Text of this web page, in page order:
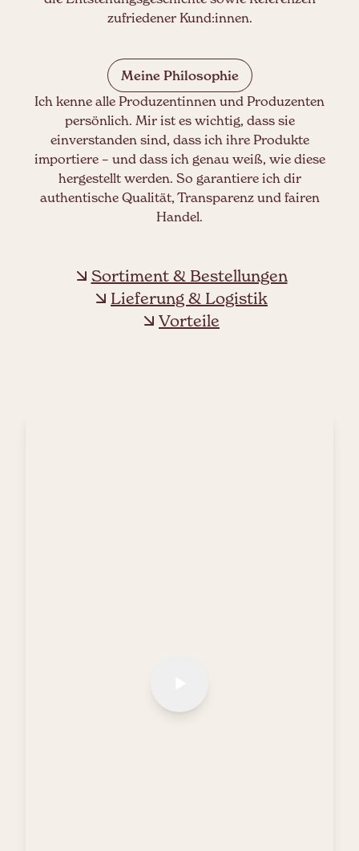
zufriedener Kund:innen.
Meine Philosophie
Ich kenne alle Produzentinnen und Produzenten
persönlich. Mir ist es wichtig, dass sie
einverstanden sind, dass ich ihre Produkte
importiere – und dass ich genau weiß, wie diese
hergestellt werden. So garantiere ich dir
authentische Qualität, Transparenz und fairen
Handel.
Sortiment & Bestellungen
Lieferung & Logistik
Vorteile